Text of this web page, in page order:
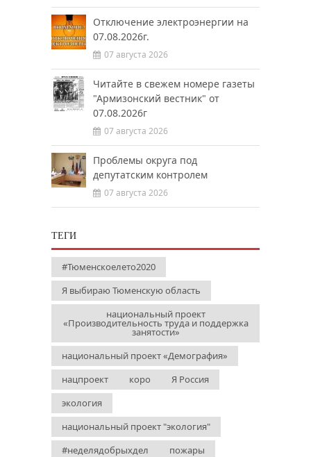
Отключение электроэнергии на
07.08.2026г.
07 августа 2026
Читайте в свежем номере газеты
"Армизонский вестник" от
07.08.2026г
07 августа 2026
Проблемы округа под
депутатским контролем
07 августа 2026
ТЕГИ
#Тюменскоелето2020
Я выбираю Тюменскую область
национальный проект
«Производительность труда и поддержка
занятости»
национальный проект «Демография»
нацпроект
коро
Я Россия
экология
национальный проект "экология"
#неделядобрыхдел
пожары